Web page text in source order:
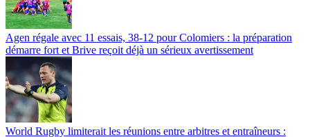
Agen régale avec 11 essais, 38-12 pour Colomiers : la préparation
démarre fort et Brive reçoit déjà un sérieux avertissement
World Rugby limiterait les réunions entre arbitres et entraîneurs :